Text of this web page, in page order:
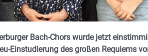
Bach-Chors wurde jetzt
Einstudierung des großen Requiems